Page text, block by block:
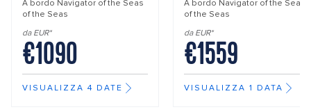
A bordo Navigator of the Seas
of the Seas
da EUR*
€1090
VISUALIZZA 4 DATE
A bordo Navigator of the Seas
of the Seas
da EUR*
€1559
VISUALIZZA 1 DATA